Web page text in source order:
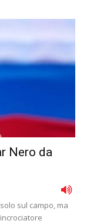
Nero da
sul campo, ma